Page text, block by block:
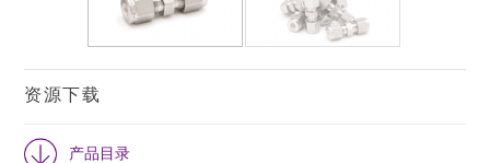
资源下载
产品目录